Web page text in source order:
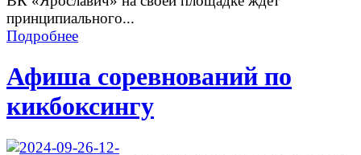
принципиального...
Подробнее
Афиша соревнований по
кикбоксингу